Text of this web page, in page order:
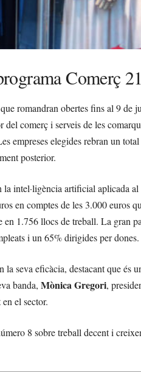
Comerç 21
romandran obertes fins al 9 de
comerç i serveis de les
empreses elegides rebran un
posterior.
la intel·ligència artificial aplicada al
en comptes de les 3.000 euros
en 1.756 llocs de treball. La gran
i un 65% dirigides per dones.
la seva eficàcia, destacant que és
banda, Mònica Gregori,
el sector.
8 sobre treball decent i